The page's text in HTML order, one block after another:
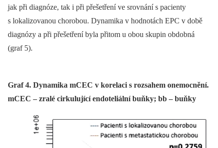
jak při diagnóze, tak i při přešetření ve srovnání s pacienty
s lokalizovanou chorobou. Dynamika v hodnotách EPC v době
diagnózy a při přešetření byla přitom u obou skupin obdobná
(graf 5).
Graf 4. Dynamika mCEC v korelaci s rozsahem onemocnění.
mCEC – zralé cirkulující endoteliální buňky; bb – buňky